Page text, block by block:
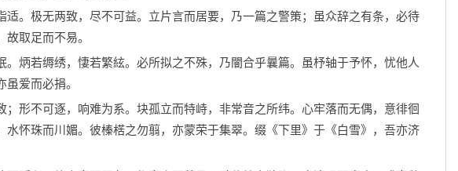
。极无两致，尽不可益。立片言而居要，乃一篇之警策；虽众辞之有条，必待
取足而不易。
炳若缛绣，悽若繁絃。必所拟之不殊，乃闇合乎曩篇。虽杼轴于予怀，忧他人
爱而必捐。
形不可逐，响难为系。块孤立而特峙，非常音之所纬。心牢落而无偶，意徘徊
水怀珠而川媚。彼榛楛之勿翦，亦蒙荣于集翠。缀《下里》于《白雪》，吾亦济